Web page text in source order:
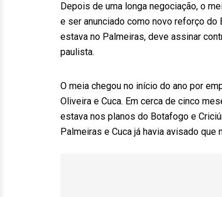
Depois de uma longa negociação, o
e ser anunciado como novo reforço do
estava no Palmeiras, deve assinar
paulista.
O meia chegou no início do ano por
Oliveira e Cuca. Em cerca de cinco
estava nos planos do Botafogo e
Palmeiras e Cuca já havia avisado que